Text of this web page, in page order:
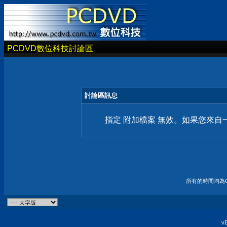
PCDVD數位科技討論區
討論區訊息
指定 附加檔案 無效。如果您來
所有的時間均為